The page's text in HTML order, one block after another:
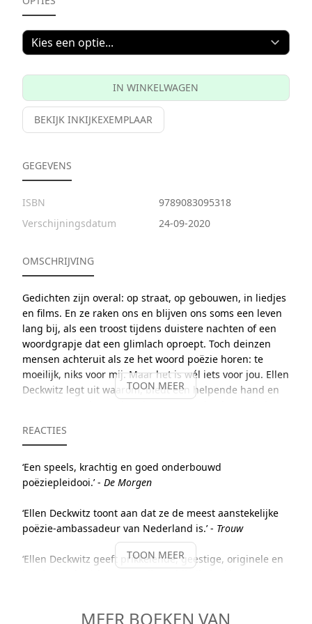
IN WINKELWAGEN
BEKIJK INKIJKEXEMPLAAR
GEGEVENS
ISBN
9789083095318
Verschijningsdatum
24-09-2020
OMSCHRIJVING
Gedichten zijn overal: op straat, op gebouwen, in liedjes
en films. En ze raken ons en blijven ons soms een leven
lang bij, als een troost tijdens duistere nachten of een
woordgrapje dat een glimlach oproept. Toch deinzen
mensen achteruit als ze het woord poëzie horen: te
moeilijk, niks voor mij. Maar het is wél iets voor jou. Ellen
Deckwitz legt uit waarom, biedt een helpende hand en
poëzie rijk is. Poëzie voor dummy’s. Een heerlijk boek dat
TOON MEER
REACTIES
‘Een speels, krachtig en goed onderbouwd
poëziepleidooi.’ - De Morgen
‘Ellen Deckwitz toont aan dat ze de meest aanstekelijke
poëzie-ambassadeur van Nederland is.’ - Trouw
‘Ellen Deckwitz geeft prikkelende, geestige, originele en
TOON MEER
MEER BOEKEN VAN